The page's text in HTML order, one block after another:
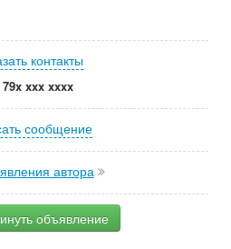
контакты
79x xxx xxxx
сообщение
автора
объявление